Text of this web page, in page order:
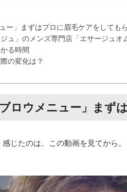
ー」まずはプロに眉毛ケアをしても
ュ」のメンズ専門店「エサージュオ
る時間
の変化は？
ロウメニュー」まず
じたのは、この動画を見てから。